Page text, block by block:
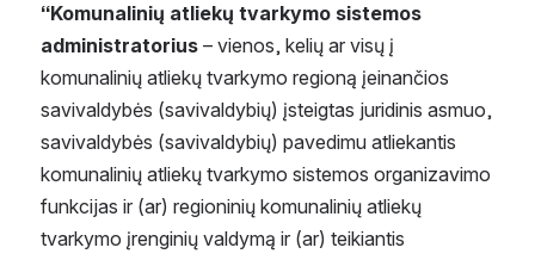
“Komunalinių atliekų tvarkymo sistemos
administratorius – vienos, kelių ar visų į
komunalinių atliekų tvarkymo regioną įeinančios
savivaldybės (savivaldybių) įsteigtas juridinis asmuo,
savivaldybės (savivaldybių) pavedimu atliekantis
komunalinių atliekų tvarkymo sistemos organizavimo
funkcijas ir (ar) regioninių komunalinių atliekų
tvarkymo įrenginių valdymą ir (ar) teikiantis